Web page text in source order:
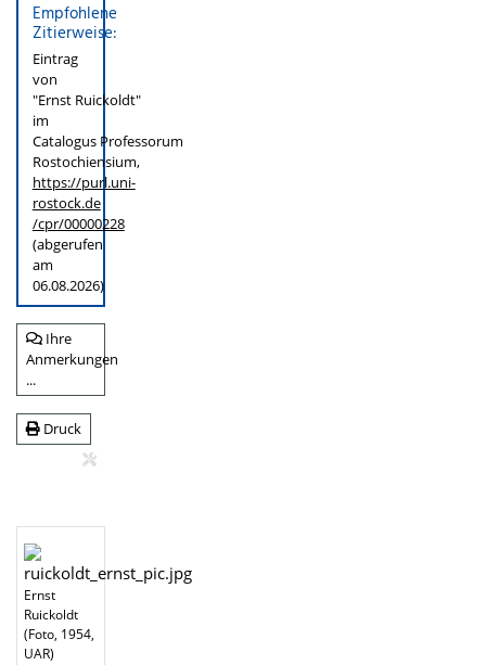
Empfohlene
Zitierweise:
Eintrag
von
"Ernst Ruickoldt"
im
Catalogus Professorum
Rostochiensium,
https://purl.uni-
rostock.de
/cpr/00000228
(abgerufen
am
06.08.2026)
Ihre
Anmerkungen
...
Druck
Ernst
Ruickoldt
(Foto, 1954,
UAR)